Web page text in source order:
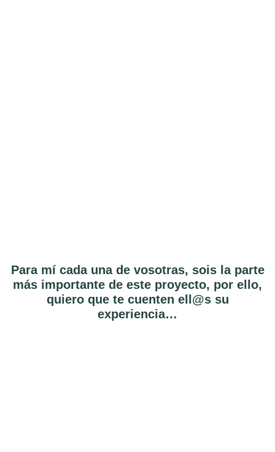
Para mí cada una de vosotras, sois la parte
más importante de este proyecto, por ello,
quiero que te cuenten ell@s su
experiencia…